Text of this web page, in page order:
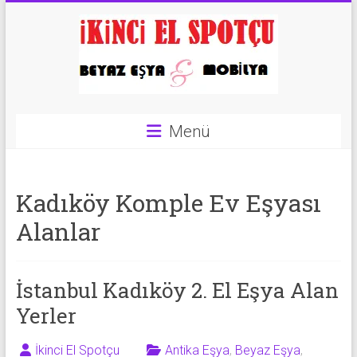
|
2.El
Eşya
Alanlar
|
Menü
Kadıköy Komple Ev Eşyası
Alanlar
İstanbul Kadıköy 2. El Eşya Alan
Yerler
İkinci El Spotçu Antika Eşya, Beyaz Eşya,